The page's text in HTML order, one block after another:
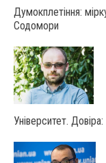
Думокплетіння:
Содомори
Університет.